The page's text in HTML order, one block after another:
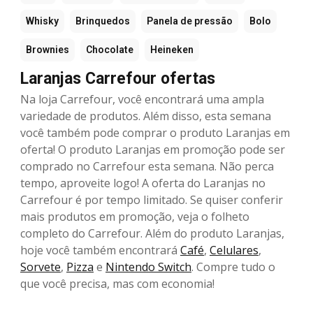
Whisky Brinquedos Panela de pressão Bolo
Brownies Chocolate Heineken
Laranjas Carrefour ofertas
Na loja Carrefour, você encontrará uma ampla
variedade de produtos. Além disso, esta semana
você também pode comprar o produto Laranjas em
oferta! O produto Laranjas em promoção pode ser
comprado no Carrefour esta semana. Não perca
tempo, aproveite logo! A oferta do Laranjas no
Carrefour é por tempo limitado. Se quiser conferir
mais produtos em promoção, veja o folheto
completo do Carrefour. Além do produto Laranjas,
hoje você também encontrará Café, Celulares,
Sorvete, Pizza e Nintendo Switch. Compre tudo o
que você precisa, mas com economia!